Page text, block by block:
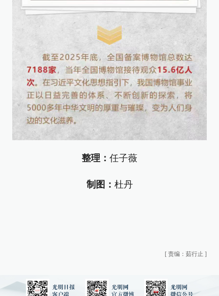
整理： 任子薇
制图： 杜丹
[ 责编：茹行止 ]